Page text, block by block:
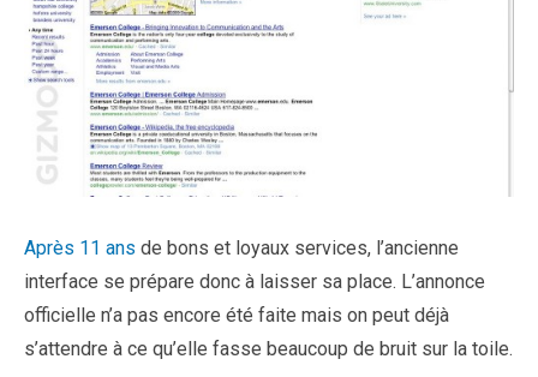
Après 11 ans de bons et loyaux services, l’ancienne
interface se prépare donc à laisser sa place. L’annonce
officielle n’a pas encore été faite mais on peut déjà
s’attendre à ce qu’elle fasse beaucoup de bruit sur la toile.